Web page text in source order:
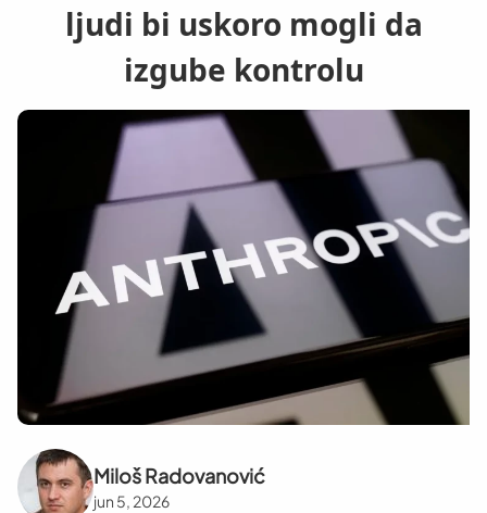
ljudi bi uskoro mogli da
izgube kontrolu
Miloš Radovanović
jun 5, 2026